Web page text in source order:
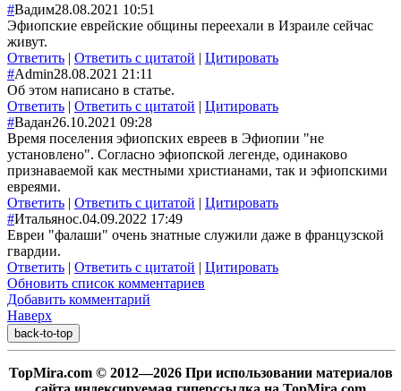
#Вадим28.08.2021 10:51
Эфиопские еврейские общины переехали в Израиле сейчас
живут.
Ответить | Ответить с цитатой | Цитировать
#Admin28.08.2021 21:11
Об этом написано в статье.
Ответить | Ответить с цитатой | Цитировать
#Вадан26.10.2021 09:28
Время поселения эфиопских евреев в Эфиопии "не
установлено". Согласно эфиопской легенде, одинаково
признаваемой как местными христианами, так и эфиопскими
евреями.
Ответить | Ответить с цитатой | Цитировать
#Итальянос.04.09.2022 17:49
Евреи "фалаши" очень знатные служили даже в французской
гвардии.
Ответить | Ответить с цитатой | Цитировать
Обновить список комментариев
Добавить комментарий
Наверх
back-to-top
TopMira.com © 2012—2026 При использовании материалов